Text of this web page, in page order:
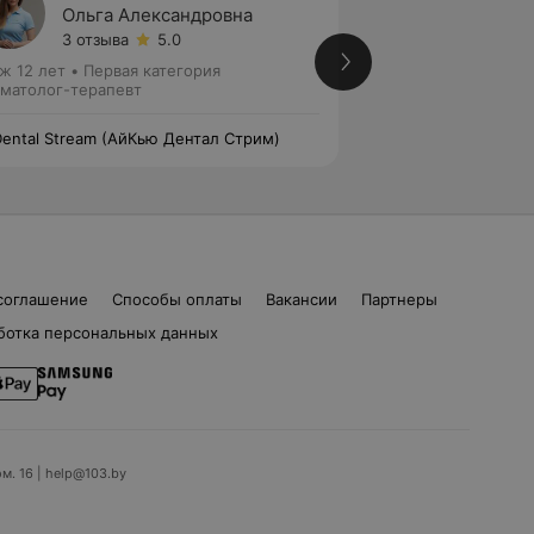
Ольга Александровна
3 отзыва
5.0
12 лет • Первая категория
терапевт
Stream (АйКью Дентал Стрим)
Способы оплаты Вакансии
Партнеры
персональных данных
16 | help@103.by